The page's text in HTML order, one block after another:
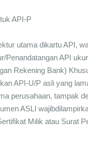
API-P
utama dikartu API,
Penandatangan API
Rekening Bank)
API-U/P asli yang
perusahaan, tampak
ASLI
Milik atau Surat